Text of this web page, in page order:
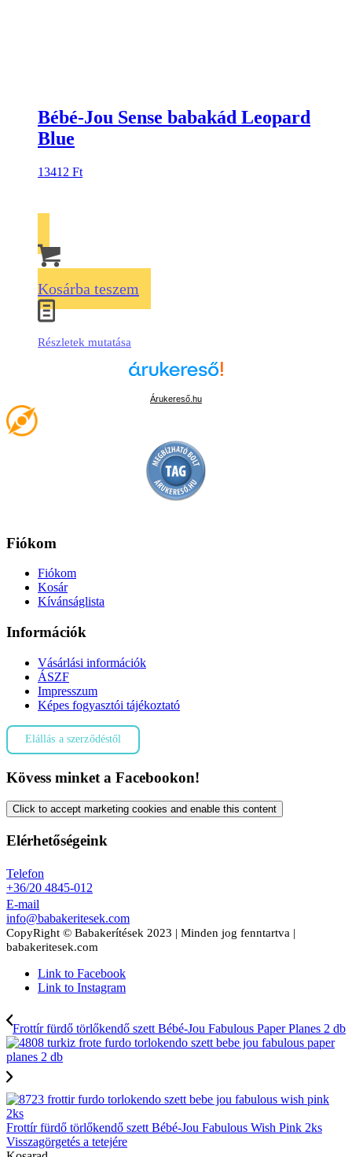
Bébé-Jou Sense babakád Leopard
Blue
13412 Ft
Kosárba teszem
Részletek mutatása
Árukereső.hu
Fiókom
Fiókom
Kosár
Kívánságlista
Információk
Vásárlási információk
ÁSZF
Impresszum
Képes fogyasztói tájékoztató
Elállás a szerződéstől
Kövess minket a Facebookon!
Click to accept marketing cookies and enable this content
Elérhetőségeink
Telefon
+36/20 4845-012
E-mail
info@babakeritesek.com
CopyRight © Babakerítések 2023 | Minden jog fenntartva |
babakeritesek.com
Link to Facebook
Link to Instagram
Frottír fürdő törlőkendő szett Bébé-Jou Fabulous Paper Planes 2 db
Frottír fürdő törlőkendő szett Bébé-Jou Fabulous Wish Pink 2ks
Visszagörgetés a tetejére